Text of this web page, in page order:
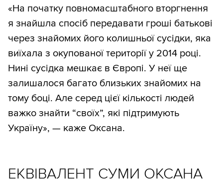
«На початку повномасштабного вторгнення
я знайшла спосіб передавати гроші батькові
через знайомих його колишньої сусідки, яка
виїхала з окупованої території у 2014 році.
Нині сусідка мешкає в Європі. У неї ще
залишалося багато близьких знайомих на
тому боці. Але серед цієї кількості людей
важко знайти “своїх”, які підтримують
Україну», — каже Оксана.
ЕКВІВАЛЕНТ СУМИ ОКСАНА